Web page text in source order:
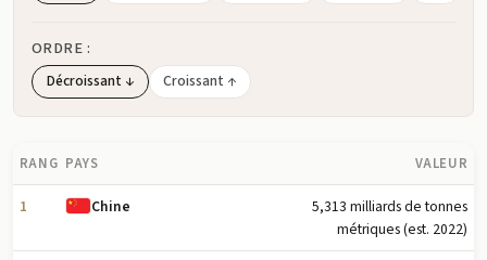
ORDRE :
Décroissant ↓ Croissant ↑
RANG PAYS VALEUR
1 Chine
5,313 milliards de tonnes
métriques (est. 2022)